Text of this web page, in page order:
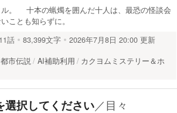
。 十本の蝋燭を囲んだ十人は、最恐の怪談会
ことも知らずに。
11話 83,399文字
2026年7月8日 20:00 更新
都市伝説 AI補助利用
カクヨムミステリー＆ホ
選択してください／目々